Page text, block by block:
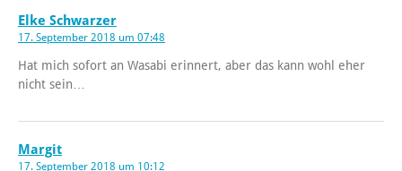
Elke Schwarzer
17. September 2018 um 07:48
Hat mich sofort an Wasabi erinnert, aber das kann wohl eher
nicht sein…
Margit
17. September 2018 um 10:12